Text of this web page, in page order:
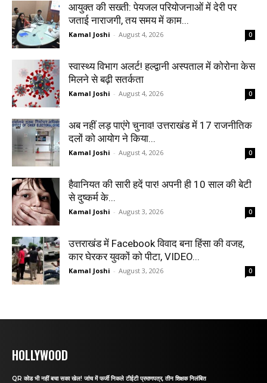
आयुक्त की सख्ती: पेयजल परियोजनाओं में देरी पर
जताई नाराजगी, तय समय में काम...
Kamal Joshi - August 4, 2026 0
स्वास्थ्य विभाग अलर्ट! हल्द्वानी अस्पताल में कोरोना केस
मिलने से बढ़ी सतर्कता
Kamal Joshi - August 4, 2026 0
अब नहीं लड़ पाएंगे चुनाव! उत्तराखंड में 17 राजनीतिक
दलों को आयोग ने किया...
Kamal Joshi - August 4, 2026 0
हैवानियत की सारी हदें पार! अपनी ही 10 साल की बेटी
से दुष्कर्म के...
Kamal Joshi - August 3, 2026 0
उत्तराखंड में Facebook विवाद बना हिंसा की वजह,
कार घेरकर युवकों को पीटा, VIDEO...
Kamal Joshi - August 3, 2026 0
HOLLYWOOD
QR कोड भी नहीं बचा सका खेल! जांच में फर्जी निकले टीईटी प्रमाणपत्र, तीन शिक्षक निलंबित